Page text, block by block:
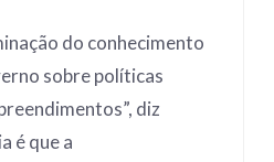
do conhecimento
sobre políticas
diz
é que a